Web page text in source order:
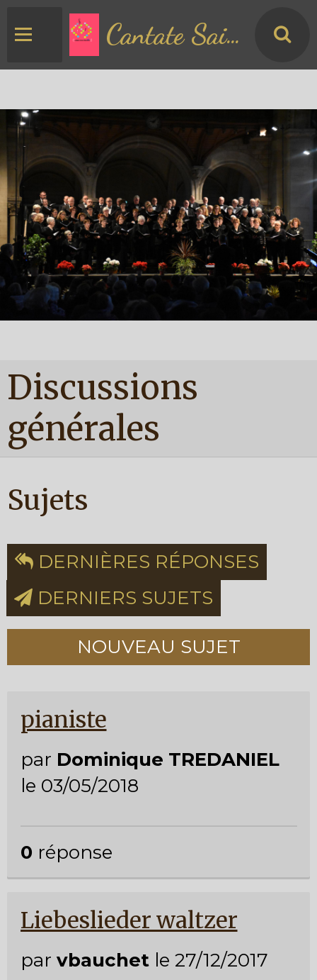
Cantate Saint Matthieu
Discussions
générales
Sujets
DERNIÈRES RÉPONSES
DERNIERS SUJETS
NOUVEAU SUJET
pianiste
par Dominique TREDANIEL
le 03/05/2018
0 réponse
Liebeslieder waltzer
par vbauchetle 27/12/2017